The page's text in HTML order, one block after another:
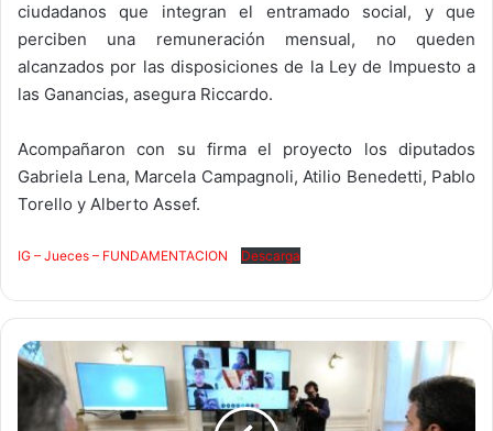
ciudadanos que integran el entramado social, y que
perciben una remuneración mensual, no queden
alcanzados por las disposiciones de la Ley de Impuesto a
las Ganancias, asegura Riccardo.
Acompañaron con su firma el proyecto los diputados
Gabriela Lena, Marcela Campagnoli, Atilio Benedetti, Pablo
Torello y Alberto Assef.
IG – Jueces – FUNDAMENTACION Descarga
Massa
y
jefes